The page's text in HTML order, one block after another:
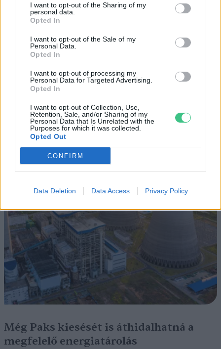
I want to opt-out of the Sharing of my
personal data.
Opted In
I want to opt-out of the Sale of my
Personal Data.
Opted In
I want to opt-out of processing my
Personal Data for Targeted Advertising.
Opted In
I want to opt-out of Collection, Use,
Retention, Sale, and/or Sharing of my
Personal Data that Is Unrelated with the
Purposes for which it was collected.
Opted Out
CONFIRM
Data Deletion Data Access Privacy Policy
Elképesztő felvétel mutatja meg,
mekkora a különbség az áradó és a
ÉLŐ BOLYGÓNK
Még Paks kiesését is áthidalhatná a
megfelelő energiatárolás